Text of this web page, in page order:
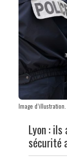
Image
Lyon :
sécurité